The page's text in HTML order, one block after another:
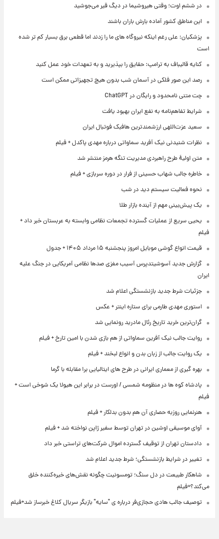
در ششم اوت؛ وقتی هیروشیما در دیگ قیر می‌جوشید
این مناطق کشور آماده بارش باران باشند
پزشکیان: علی رغم اینکه نیروگاه های ما را زدند اما قطعی برق بسیار کم تر شده
است
کنایه قالیباف به ترامپ: حقایق را بپذیرید و به تعهدات خود عمل کنید
رصد این صور فلکی در آسمان شب بدون هیچ تجهیزاتی ممکن است
چت متنی نامحدود و رایگان در ChatGPT
شرایط تفاهم‌نامه به نفع ایران بهبود یافت
سعید عزت‌اللهی ارزشمندترین هافبک فوتبال ایران
نظرات شنیدنی نیک آفرید سماواتی درباره مهدی پاکدل + فیلم
متن اولیۀ طرح راهبردی مدیریت تنگه هرمز منتشر شد
خاطره جالب شهاب حسینی از فرار در دوره سربازی + فیلم
نحوه فعالیت سیستم دید در شب
یک پیش‌بینی مهم از آینده بازار طلا
یحیی سریع از عملیات گسترده تجمعات نظامی وابسته به عربستان خبر داد +
فیلم
قیمت انواع گوشی موبایل امروز پنجشنبه ۱۵ مرداد ۱۴۰۵ + جدول
گزارش جدید آسوشیتدپرس آسیب مغزی صدها نظامی آمریکایی در جنگ علیه
ایران
جزئیات شرط جدید بازنشستگی اعلام شد
استوری مهدی طارمی برای ستاره اینتر + عکس
گران‌ترین خرید تاریخ رئال مادرید رونمایی شد
روایت جالب نیک آفرین سماواتی از هم بازی شدن با امین تارخ + فیلم
یک روایت جالب از زبان بدن و انواع لبخند + فیلم
بهره گیری از معماری ایرانی در طرح های ایتالیایی برا مقابله با گرما
پادشاه کوه ها در منظومه شمسی / اورست در برابر این هیولا یک شوخی است +
فیلم
هنرنمایی روزبه حصاری آن هم بدون بدلکار + فیلم
آوای موسیقی اوشین در تهران توسط سفیر ژاپن نواخته شد + فیلم
دادستان تهران از توقیف گسترده اموال شرکت‌های تراستی خبر داد
تغییر در شرایط بازنشستگی؛ شرط جدید اعلام شد
شاهکار طبیعت در دل سنگ؛ تومسونیت چگونه نقش‌های خیره‌کننده خلق
می‌کند؟+فیلم
توصیف جالب هادی حجازی‌فر درباره ی "سایه" بازیگر سریال کلاغ خبرساز شد+فیلم